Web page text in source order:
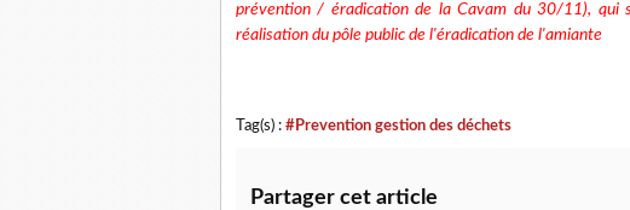
prévention / éradication de la Cavam du 30/11), qui
réalisation du pôle public de l'éradication de l'amiante
Tag(s) : #Prevention gestion des déchets
Partager cet article